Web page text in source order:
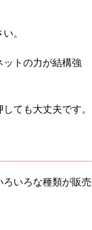
。
トの力が結構強
ても大丈夫です。
いろな種類が販売